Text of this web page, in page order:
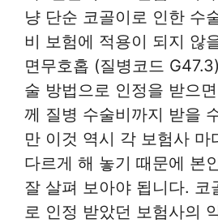
냥 단순 코골이로 인한 수
비 보험에 적용이 되지 않
면무호홉 (질병코드
술 방법으로 인정을 받으
께 질병 수술비까지 받을
만 이것 역시 각 보험사 마
다르게 해 놓기 때문에 본
잘 살펴 보아야 됩니다. 코
로 인정 받았던 보험사의